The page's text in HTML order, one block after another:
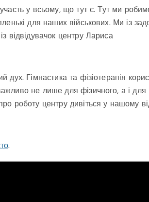
у всьому, що тут є. Тут ми
для наших військових. Ми із
відвідувачок центру Лариса
дух. Гімнастика та фізіотерапія
важливо не лише для фізичного, а і
роботу центру дивіться у нашому
.